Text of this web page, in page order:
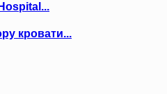
кровати...